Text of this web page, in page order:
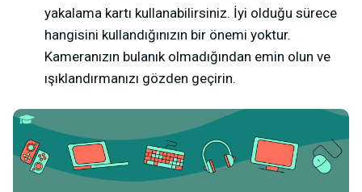
yakalama kartı kullanabilirsiniz. İyi olduğu sürece
hangisini kullandığınızın bir önemi yoktur.
Kameranızın bulanık olmadığından emin olun ve
ışıklandırmanızı gözden geçirin.